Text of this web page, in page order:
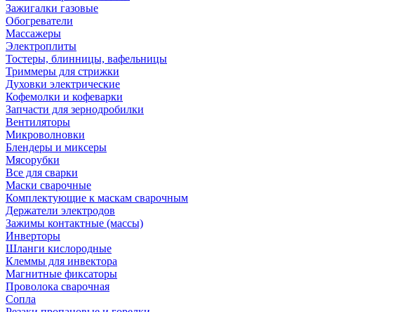
Зажигалки газовые
Обогреватели
Массажеры
Электроплиты
Тостеры, блинницы, вафельницы
Триммеры для стрижки
Духовки электрические
Кофемолки и кофеварки
Запчасти для зернодробилки
Вентиляторы
Микроволновки
Блендеры и миксеры
Мясорубки
Все для сварки
Маски сварочные
Комплектующие к маскам сварочным
Держатели электродов
Зажимы контактные (массы)
Инверторы
Шланги кислородные
Клеммы для инвектора
Магнитные фиксаторы
Проволока сварочная
Сопла